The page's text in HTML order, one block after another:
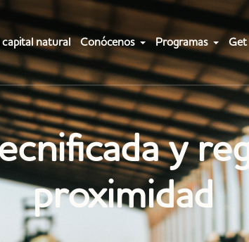
capital natural Conócenos Programas Get
y
proximidad